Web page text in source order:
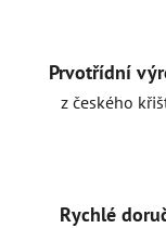
Prvotřídní
z českého
Rychlé